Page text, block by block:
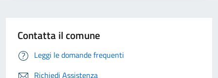
Contatta il comune
Leggi le domande frequenti
Richiedi Assistenza